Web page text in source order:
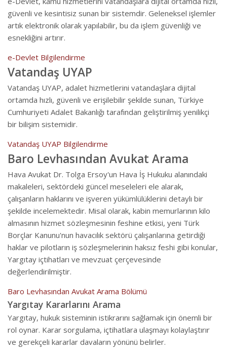
güvenli ve kesintisiz sunan bir sistemdir. Geleneksel işlemler
artık elektronik olarak yapılabilir, bu da işlem güvenliği ve
esnekliğini artırır.
e-Devlet Bilgilendirme
Vatandaş UYAP
Vatandaş UYAP, adalet hizmetlerini vatandaşlara dijital
ortamda hızlı, güvenli ve erişilebilir şekilde sunan, Türkiye
Cumhuriyeti Adalet Bakanlığı tarafından geliştirilmiş yenilikçi
bir bilişim sistemidir.
Vatandaş UYAP Bilgilendirme
Baro Levhasından Avukat Arama
Hava Avukat Dr. Tolga Ersoy'un Hava İş Hukuku alanındaki
makaleleri, sektördeki güncel meseleleri ele alarak,
çalışanların haklarını ve işveren yükümlülüklerini detaylı bir
şekilde incelemektedir. Misal olarak, kabin memurlarının kilo
almasının hizmet sözleşmesinin feshine etkisi, yeni Türk
Borçlar Kanunu'nun havacılık sektörü çalışanlarına getirdiği
haklar ve pilotların iş sözleşmelerinin haksız feshi gibi konular,
Yargıtay içtihatları ve mevzuat çerçevesinde
değerlendirilmiştir.
Baro Levhasından Avukat Arama Bölümü
Yargıtay Kararlarını Arama
Yargıtay, hukuk sisteminin istikrarını sağlamak için önemli bir
rol oynar. Karar sorgulama, içtihatlara ulaşmayı kolaylaştırır
ve gerekçeli kararlar davaların yönünü belirler.